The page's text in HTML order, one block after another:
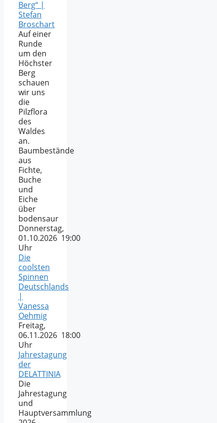
Berg“ |
Stefan
Broschart
Auf einer
Runde
um den
Höchster
Berg
schauen
wir uns
die
Pilzflora
des
Waldes
an.
Baumbestände
aus
Fichte,
Buche
und
Eiche
über
bodensaur
Donnerstag,
01.10.2026 19:00
Uhr
Die
coolsten
Spinnen
Deutschlands
|
Vanessa
Oehmig
Freitag,
06.11.2026 18:00
Uhr
Jahrestagung
der
DELATTINIA
Die
Jahrestagung
und
Hauptversammlung